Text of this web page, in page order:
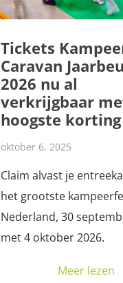
Tickets
Caravan
2026 nu al
verkrijgbaar
hoogste korting
oktober 6, 2025
Claim alvast je
het grootste
Nederland, 30
met 4 oktober 2026.
Meer lezen